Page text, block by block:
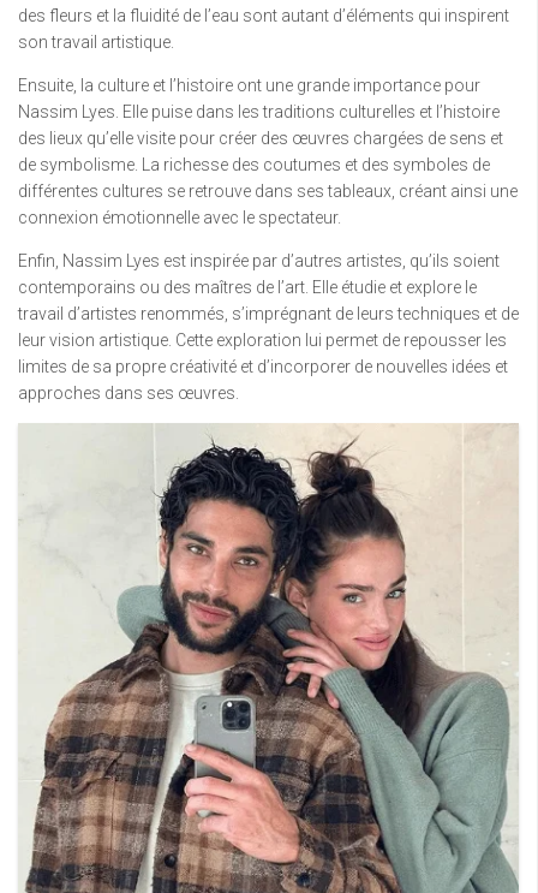
des fleurs et la fluidité de l’eau sont autant d’éléments qui inspirent
son travail artistique.
Ensuite, la culture et l’histoire ont une grande importance pour
Nassim Lyes. Elle puise dans les traditions culturelles et l’histoire
des lieux qu’elle visite pour créer des œuvres chargées de sens et
de symbolisme. La richesse des coutumes et des symboles de
différentes cultures se retrouve dans ses tableaux, créant ainsi une
connexion émotionnelle avec le spectateur.
Enfin, Nassim Lyes est inspirée par d’autres artistes, qu’ils soient
contemporains ou des maîtres de l’art. Elle étudie et explore le
travail d’artistes renommés, s’imprégnant de leurs techniques et de
leur vision artistique. Cette exploration lui permet de repousser les
limites de sa propre créativité et d’incorporer de nouvelles idées et
approches dans ses œuvres.